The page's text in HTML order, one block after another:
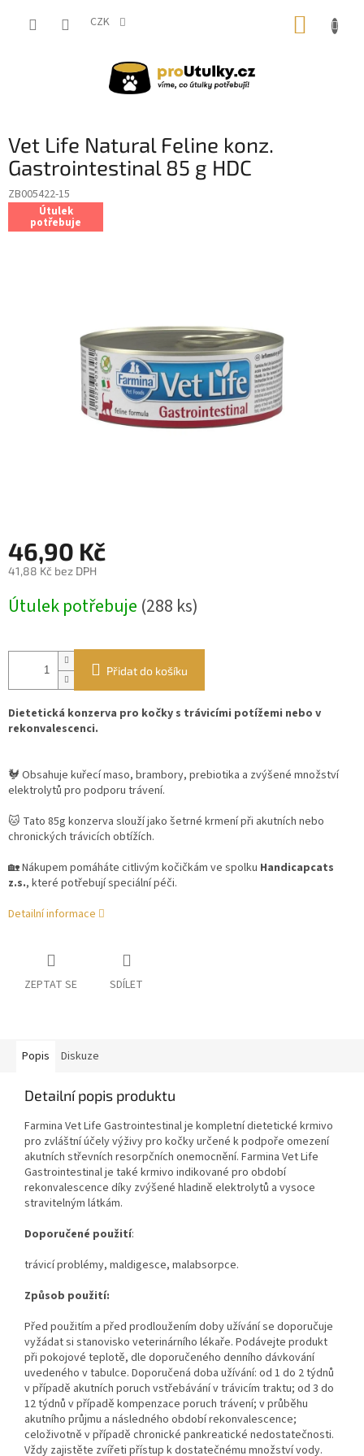
CZK
Vet Life Natural Feline konz.
Gastrointestinal 85 g HDC
ZB005422-15
Útulek
potřebuje
46,90 Kč
41,88 Kč bez DPH
Měrná
cena:
Útulek potřebuje (288 ks)
Přidat do košíku
Dietetická konzerva pro kočky s trávicími potížemi nebo v
rekonvalescenci.
🐓 Obsahuje kuřecí maso, brambory, prebiotika a zvýšené množství
elektrolytů pro podporu trávení.
🐱 Tato 85g konzerva slouží jako šetrné krmení při akutních nebo
chronických trávicích obtížích.
🏡 Nákupem pomáháte citlivým kočičkám ve spolku Handicapcats
z.s., které potřebují speciální péči.
Detailní informace
ZEPTAT SE SDÍLET
Popis Diskuze
Detailní popis produktu
Farmina Vet Life Gastrointestinal je kompletní dietetické krmivo
pro zvláštní účely výživy pro kočky určené k podpoře omezení
akutních střevních resorpčních onemocnění. Farmina Vet Life
Gastrointestinal je také krmivo indikované pro období
rekonvalescence díky zvýšené hladině elektrolytů a vysoce
stravitelným látkám.
Doporučené použití:
trávicí problémy, maldigesce, malabsorpce.
Způsob použití:
Před použitím a před prodloužením doby užívání se doporučuje
vyžádat si stanovisko veterinárního lékaře. Podávejte produkt
při pokojové teplotě, dle doporučeného denního dávkování
uvedeného v tabulce. Doporučená doba užívání: od 1 do 2 týdnů
v případě akutních poruch vstřebávání v trávicím traktu; od 3 do
12 týdnů v případě kompenzace poruch trávení; v průběhu
akutního průjmu a následného období rekonvalescence;
celoživotně v případě chronické pankreatické nedostatečnosti.
Vždy zajistěte zvířeti přístup k dostatečnému množství vody.